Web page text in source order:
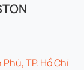
TP. Hồ Chí